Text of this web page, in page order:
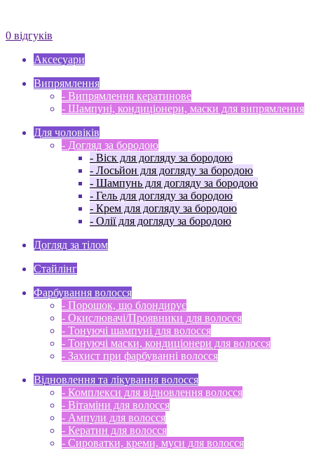
0 відгуків
Аксесуари
Випрямлення
- Випрямлення кератинове
- Шампуні, кондиціонери, маски для випрямлення
Для чоловіків
- Догляд за бородою
- Віск для догляду за бородою
- Лосьйон для догляду за бородою
- Шампунь для догляду за бородою
- Гель для догляду за бородою
- Крем для догляду за бородою
- Олії для догляду за бородою
Догляд за тілом
Стайлінг
Фарбування волосся
- Порошок, що блондирує
- Окислювачі/Проявники для волосся
- Тонуючі шампуні для волосся
- Тонуючі маски, кондиціонери для волосся
- Захист при фарбуванні волосся
Відновлення та лікування волосся
- Комплекси для відновлення волосся
- Вітаміни для волосся
- Ампули для волосся
- Кератин для волосся
- Сироватки, креми, муси для волосся